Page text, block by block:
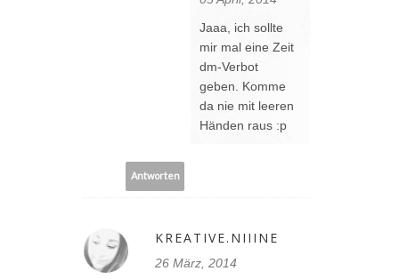
Jaaa, ich sollte
mir mal eine Zeit
dm-Verbot
geben. Komme
da nie mit leeren
Händen raus :p
Antworten
KREATIVE.NIIINE
26 März, 2014